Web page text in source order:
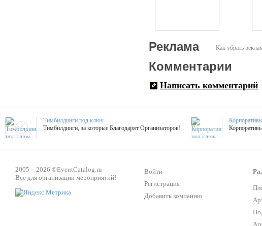
Как убрать
Реклама
Комментарии
Написать комментарий
Тимбилдинги под ключ
Тимбилдинги, за которые Благодарят Организаторов!
ТОПовые мастер-классы на мероприятие! Гибкие цены!
ShowTex - Декор и Ди
Мастер-классы
ТОП 25
2005 – 2026 ©EventCatalog.ru
Все для организации мероприятий!
Войти
Регистрация
Добавить компанию